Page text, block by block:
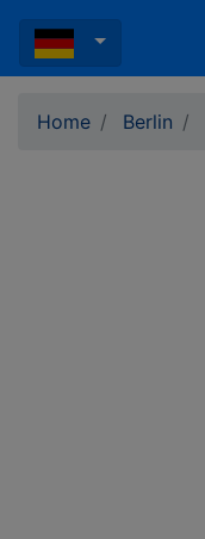
Home Berlin